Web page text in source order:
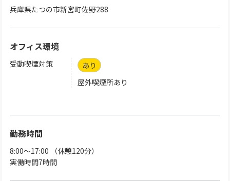
兵庫県たつの市新宮町佐野288
オフィス環境
受動喫煙対策
あり
屋外喫煙所あり
勤務時間
8:00～17:00 （休憩120分）
実働時間7時間